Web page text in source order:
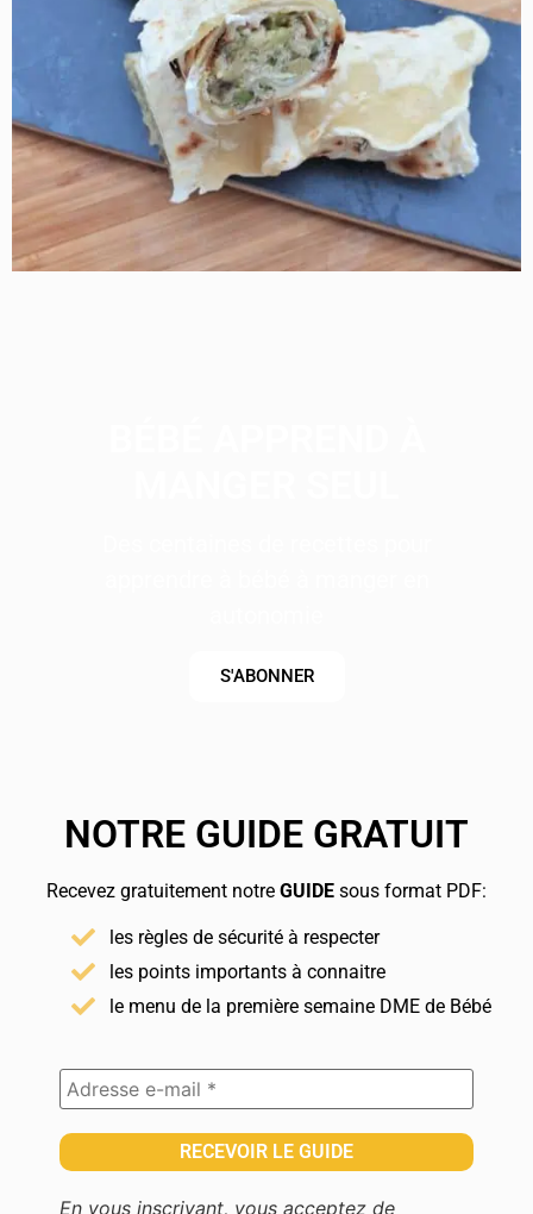
S'ABONNER
NOTRE GUIDE GRATUIT
Recevez gratuitement notre GUIDE sous format PDF:
les règles de sécurité à respecter
les points importants à connaitre
le menu de la première semaine DME de Bébé
En vous inscrivant, vous acceptez de